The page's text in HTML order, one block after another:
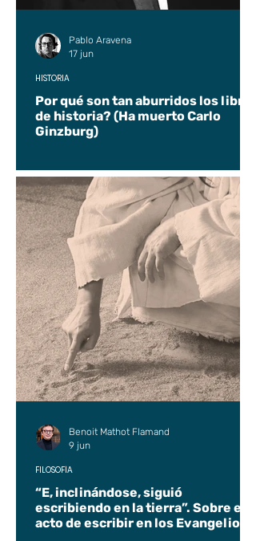
Por qué son tan aburridos los libros
de historia? (Ha muerto Carlo
Ginzburg)
HISTORIA
Pablo Aravena
17 jun
“E, inclinándose, siguió
escribiendo en la tierra”. Sobre el
acto de escribir en los Evangelios.
FILOSOFÍA
Benoit Mathot Flamand
9 jun